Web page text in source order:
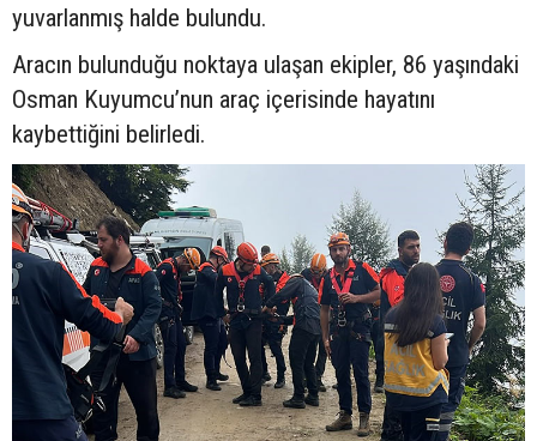
yuvarlanmış halde bulundu.
Aracın bulunduğu noktaya ulaşan ekipler, 86 yaşındaki
Osman Kuyumcu’nun araç içerisinde hayatını
kaybettiğini belirledi.